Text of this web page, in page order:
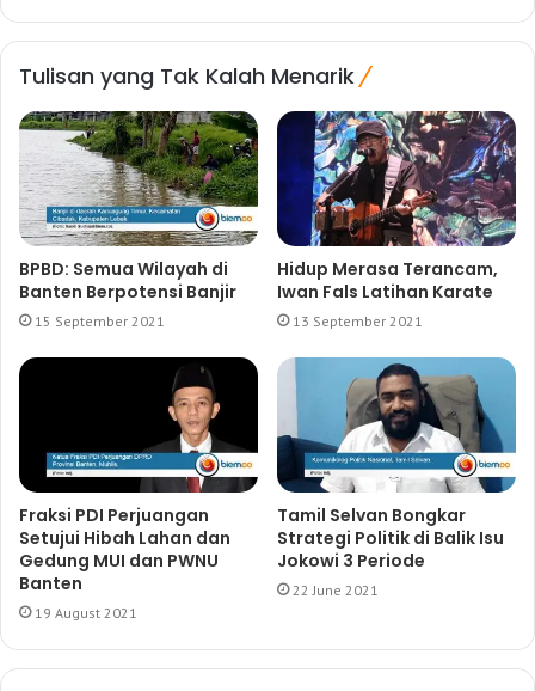
Tulisan yang Tak Kalah Menarik
BPBD: Semua Wilayah di
Banten Berpotensi Banjir
15 September 2021
Hidup Merasa Terancam,
Iwan Fals Latihan Karate
13 September 2021
Fraksi PDI Perjuangan
Setujui Hibah Lahan dan
Gedung MUI dan PWNU
Banten
19 August 2021
Tamil Selvan Bongkar
Strategi Politik di Balik Isu
Jokowi 3 Periode
22 June 2021